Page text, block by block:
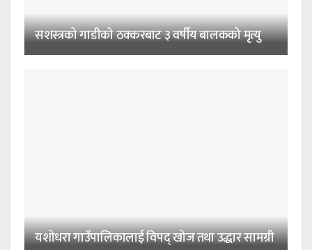
सशस्त्रको गाडीको ठक्करबाट ३ वर्षीय बालकको मृत्यु
यशोधरा गाउँपालिकालाई विपद् खोज तथा उद्धार सामग्री